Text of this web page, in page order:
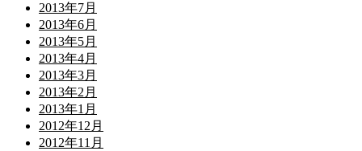
2013年7月
2013年6月
2013年5月
2013年4月
2013年3月
2013年2月
2013年1月
2012年12月
2012年11月